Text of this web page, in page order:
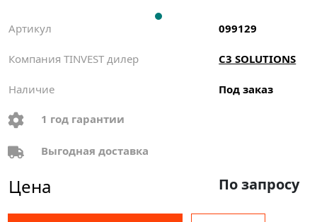
Артикул 099129
Компания TINVEST дилер C3 SOLUTIONS
Наличие Под заказ
1 год гарантии
Выгодная доставка
Цена По запросу